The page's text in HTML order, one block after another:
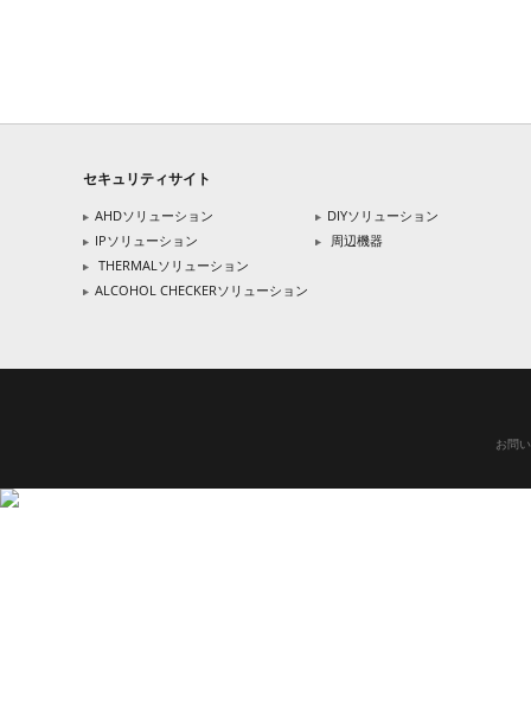
セキュリティサイト
AHDソリューション
IPソリューション
THERMALソリューション
ALCOHOL CHECKERソリューション
DIYソリューション
周辺機器
お問